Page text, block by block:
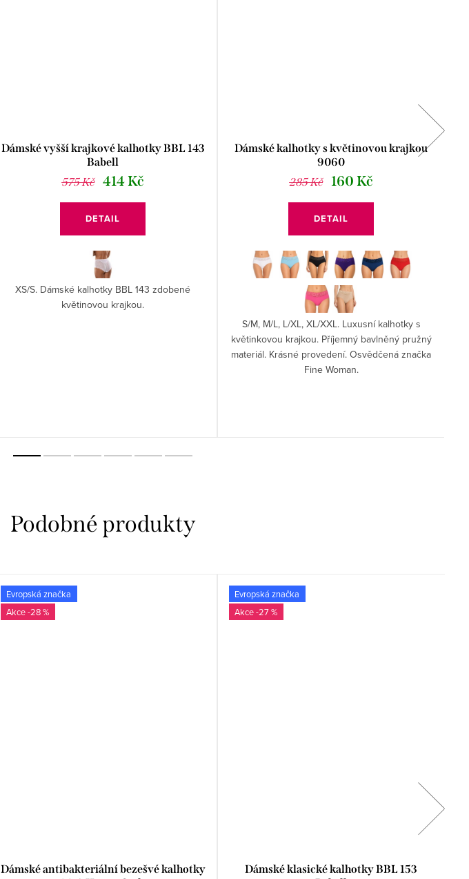
Dámské vyšší krajkové kalhotky BBL 143
Babell
575 Kč
414 Kč
DETAIL
XS/S. Dámské kalhotky BBL 143 zdobené
květinovou krajkou.
Dámské kalhotky s květinovou krajkou
9060
285 Kč
160 Kč
DETAIL
S/M, M/L, L/XL, XL/XXL. Luxusní kalhotky s
květinkovou krajkou. Příjemný bavlněný pružný
materiál. Krásné provedení. Osvědčená značka
Fine Woman.
Evropská značka
-28 %
Dámské antibakteriální bezešvé kalhotky
Evropská značka
-27 %
Dámské klasické kalhotky BBL 153